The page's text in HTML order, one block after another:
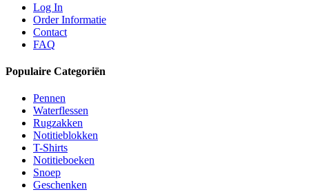
Log In
Order Informatie
Contact
FAQ
Populaire Categoriën
Pennen
Waterflessen
Rugzakken
Notitieblokken
T-Shirts
Notitieboeken
Snoep
Geschenken